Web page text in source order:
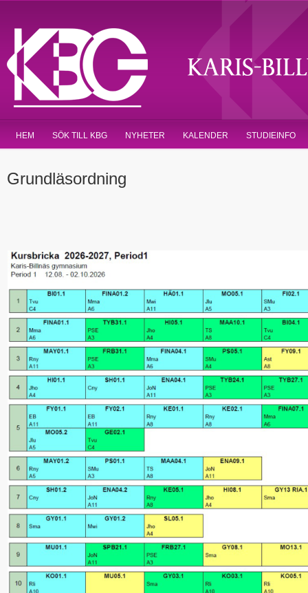
HEM SÖK TILL KBG NYHETER KALENDER STUDIEINFO
Grundläsordning